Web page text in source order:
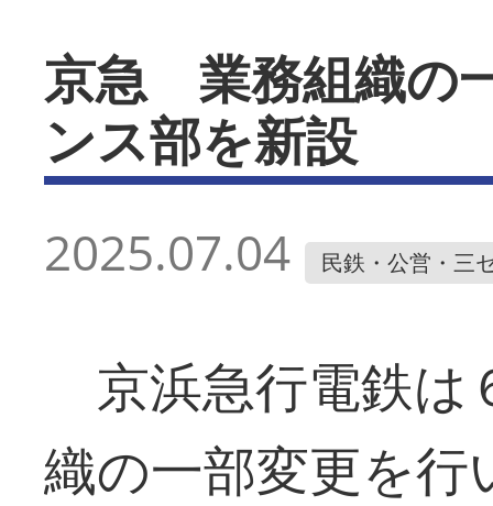
京急 業務組織の
ンス部を新設
2025.07.04 民鉄・公営・三
京浜急行電鉄は
織の一部変更を